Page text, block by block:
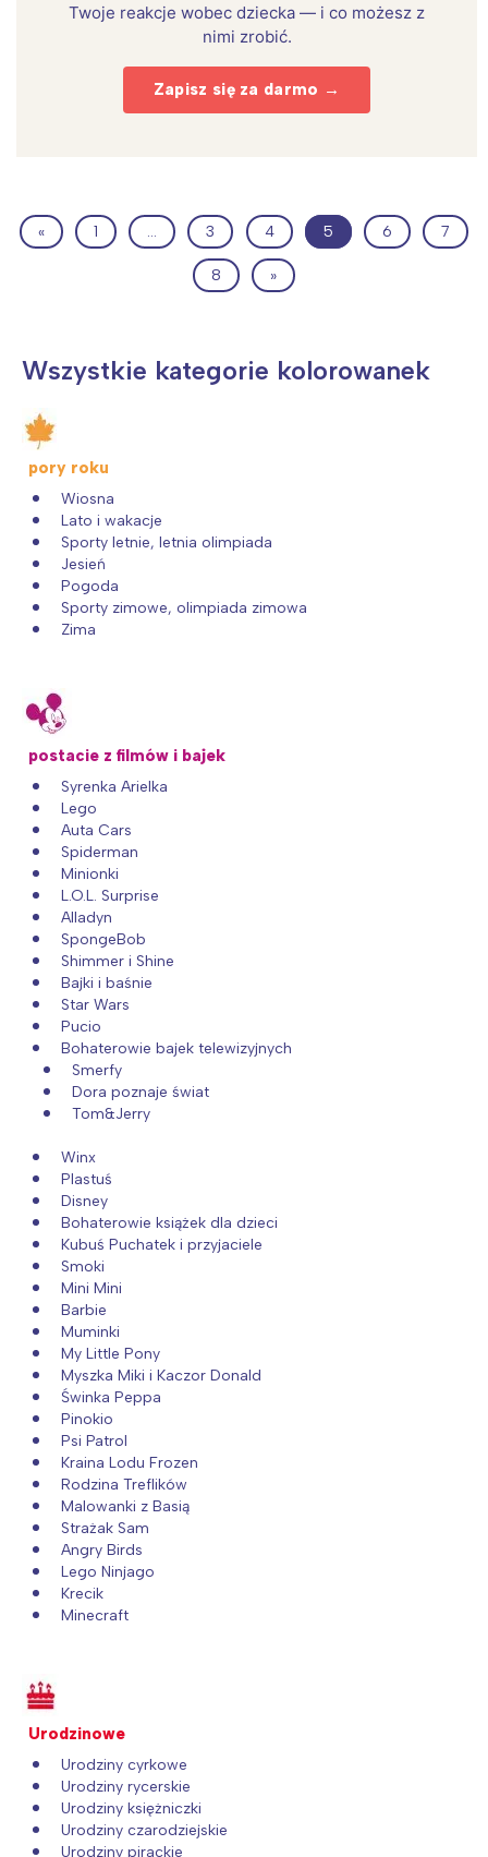
Twoje reakcje wobec dziecka — i co możesz z
nimi zrobić.
Zapisz się za darmo →
« 1 … 3 4 5 6 7
8 »
Wszystkie kategorie kolorowanek
pory roku
Wiosna
Lato i wakacje
Sporty letnie, letnia olimpiada
Jesień
Pogoda
Sporty zimowe, olimpiada zimowa
Zima
postacie z filmów i bajek
Syrenka Arielka
Lego
Auta Cars
Spiderman
Minionki
L.O.L. Surprise
Alladyn
SpongeBob
Shimmer i Shine
Bajki i baśnie
Star Wars
Pucio
Bohaterowie bajek telewizyjnych
Smerfy
Dora poznaje świat
Tom&Jerry
Winx
Plastuś
Disney
Bohaterowie książek dla dzieci
Kubuś Puchatek i przyjaciele
Smoki
Mini Mini
Barbie
Muminki
My Little Pony
Myszka Miki i Kaczor Donald
Świnka Peppa
Pinokio
Psi Patrol
Kraina Lodu Frozen
Rodzina Treflików
Malowanki z Basią
Strażak Sam
Angry Birds
Lego Ninjago
Krecik
Minecraft
Urodzinowe
Urodziny cyrkowe
Urodziny rycerskie
Urodziny księżniczki
Urodziny czarodziejskie
Urodziny pirackie
Warszawa
Łódź
Trójmiasto
Poznań